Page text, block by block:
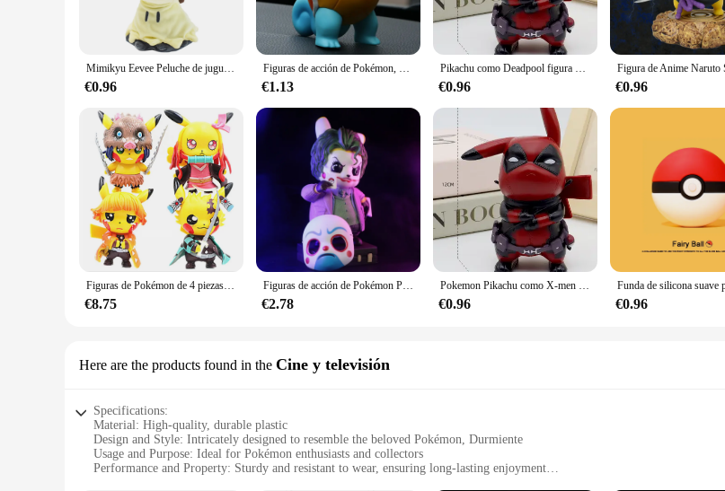
Mimikyu Eevee Peluche de juguete, Regalos de cumpleaños para niños, Navidad, Muñecas de personajes de anime de 7"
€0.96
Figuras de acción de Pokémon, modelo coleccionable, Psyduck, Bulbasaur, Charmander, Squirtle
€1.13
Pikachu como Deadpool figura Linda modelo de muñecas Juguetes
€0.96 €0.96
Figuras de Pokémon de 4 piezas para niños, Cosplay de Pikachu, Demon Slayer, Tanjirou, Nezuko, Zenitsu, Inosuke, colección de PVC, juguetes de cumpleaños, regalo
€8.75
Figuras de acción de Pokémon Pikachu Cos The Joker GK, colección de regalos de cumpleaños, decoración, estatuas, 12,5 cm
€2.78
Pokemon Pikachu como X-men Deadpool figura bonita modelo muñecas Juguetes
€0.96 €0.96
Here are the products found in the Cine y televisión
Specifications:
Material: High-quality, durable plastic
Design and Style: Intricately designed to resemble the beloved Pokémon, Durmiente
Usage and Purpose: Ideal for Pokémon enthusiasts and collectors
Performance and Property: Sturdy and resistant to wear, ensuring long-lasting enjoyment